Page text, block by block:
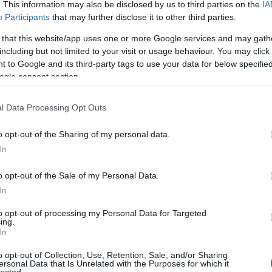
This information may also be disclosed by us to third parties on the
Participants that may further disclose it to other third parties.
that this website/app uses one or more Google services and may
but not limited to your visit or usage behaviour. You may
to Google and its third-party tags to use your data for below
consent section.
Data Processing Opt Outs
opt-out of the Sharing of my personal data.
opt-out of the Sale of my Personal Data.
opt-out of processing my Personal Data for Targeted
opt-out of Collection, Use, Retention, Sale, and/or Sharing
Data that Is Unrelated with the Purposes for which it
a Haris közre, amit életemben először néztem meg
(1)
(1)
idő